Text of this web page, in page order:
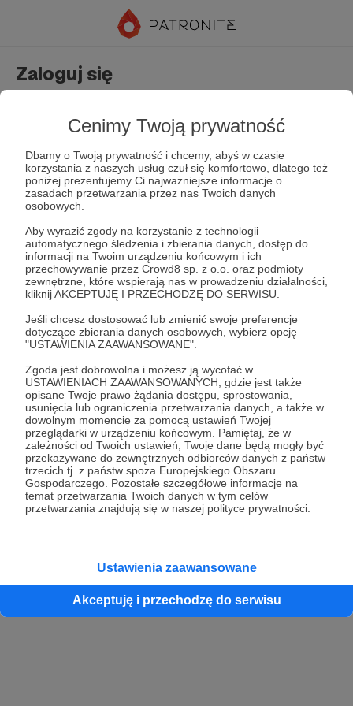
Cenimy Twoją prywatność
Dbamy o Twoją prywatność i chcemy, abyś w czasie
korzystania z naszych usług czuł się komfortowo, dlatego też
poniżej prezentujemy Ci najważniejsze informacje o
zasadach przetwarzania przez nas Twoich danych
osobowych.
Aby wyrazić zgody na korzystanie z technologii
automatycznego śledzenia i zbierania danych, dostęp do
informacji na Twoim urządzeniu końcowym i ich
przechowywanie przez Crowd8 sp. z o.o. oraz podmioty
zewnętrzne, które wspierają nas w prowadzeniu działalności,
kliknij AKCEPTUJĘ I PRZECHODZĘ DO SERWISU.
Jeśli chcesz dostosować lub zmienić swoje preferencje
dotyczące zbierania danych osobowych, wybierz opcję
"USTAWIENIA ZAAWANSOWANE".
Zgoda jest dobrowolna i możesz ją wycofać w
USTAWIENIACH ZAAWANSOWANYCH, gdzie jest także
opisane Twoje prawo żądania dostępu, sprostowania,
usunięcia lub ograniczenia przetwarzania danych, a także w
dowolnym momencie za pomocą ustawień Twojej
przeglądarki w urządzeniu końcowym. Pamiętaj, że w
zależności od Twoich ustawień, Twoje dane będą mogły być
przekazywane do zewnętrznych odbiorców danych z państw
trzecich tj. z państw spoza Europejskiego Obszaru
Gospodarczego. Pozostałe szczegółowe informacje na
temat przetwarzania Twoich danych w tym celów
przetwarzania znajdują się w naszej polityce prywatności.
Ustawienia zaawansowane
Akceptuję i przechodzę do serwisu
Zaloguj się
Zapamiętaj mnie Zapomniałeś hasła?
Zaloguj
lub
Kontynuuj z Google
Kontynuuj z Facebook
Kontynuuj z Apple
konta przez osobę niepełnoletnią” dostępny w regulaminie Patronite.pl